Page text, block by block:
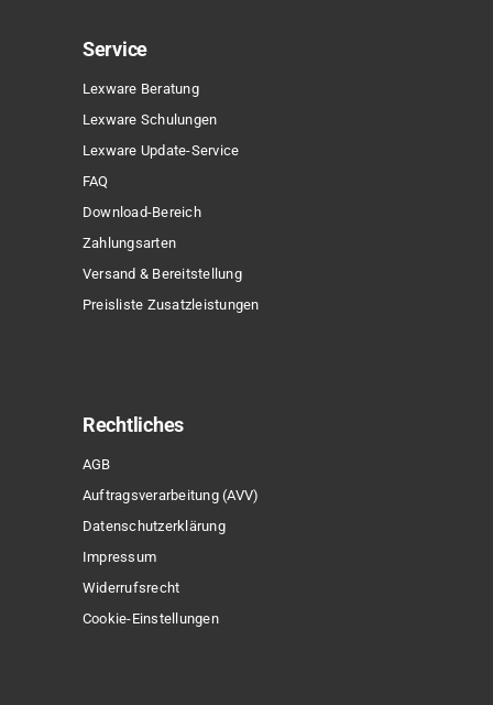
Service
Lexware Beratung
Lexware Schulungen
Lexware Update-Service
FAQ
Download-Bereich
Zahlungsarten
Versand & Bereitstellung
Preisliste Zusatzleistungen
Rechtliches
AGB
Auftragsverarbeitung (AVV)
Datenschutzerklärung
Impressum
Widerrufsrecht
Cookie-Einstellungen